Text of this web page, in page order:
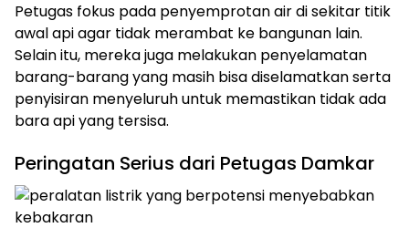
Petugas fokus pada penyemprotan air di sekitar titik
awal api agar tidak merambat ke bangunan lain.
Selain itu, mereka juga melakukan penyelamatan
barang-barang yang masih bisa diselamatkan serta
penyisiran menyeluruh untuk memastikan tidak ada
bara api yang tersisa.
Peringatan Serius dari Petugas Damkar